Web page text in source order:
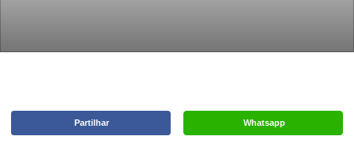
Whatsapp
Partilhar